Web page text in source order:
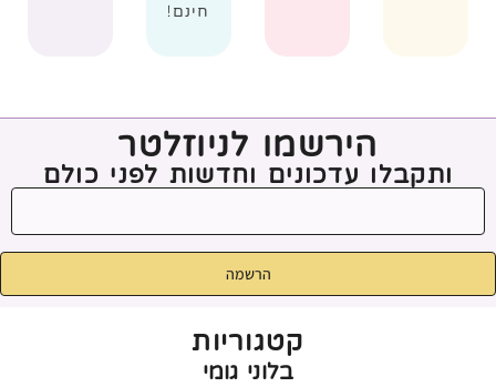
חינם!
הירשמו לניוזלטר
ותקבלו עדכונים וחדשות לפני כולם
הרשמה
קטגוריות
בלוני גומי